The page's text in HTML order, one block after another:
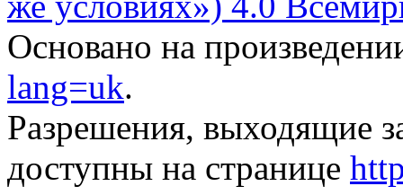
Основано на
lang=uk.
Разрешения, выходящие
доступны на странице